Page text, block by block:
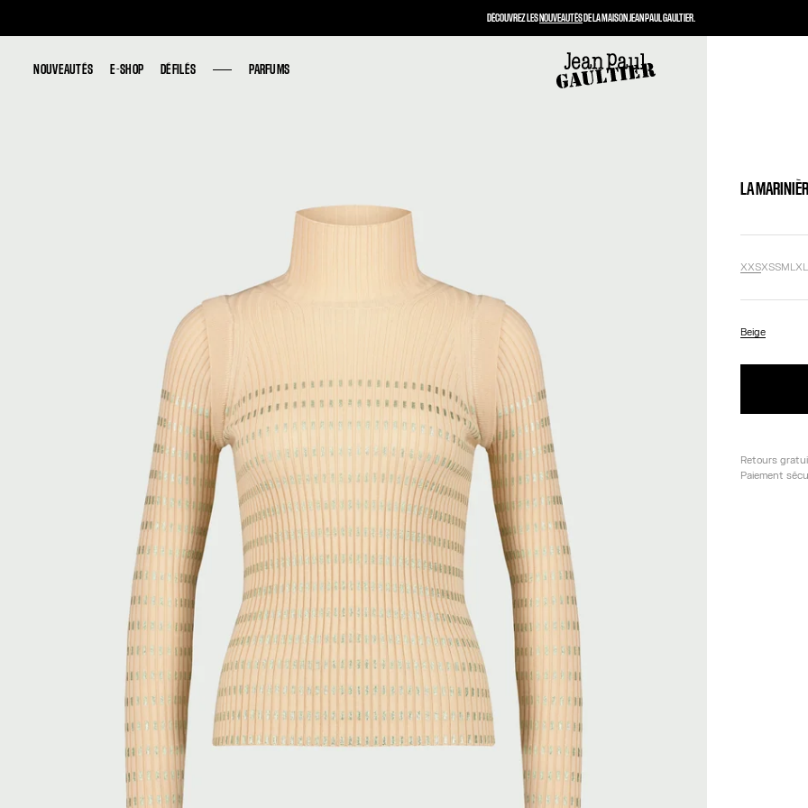
NOUVEAUTÉS E-SHOP DÉFILÉS PARFUMS
NOUVEAUTÉS E-SHOP DÉFILÉS PARFUMS
LA
XXSXSSMLXL
Beige
Retours
Paiement
DÉCOUVREZ LESNOUVEAUTÉSDE LA MAISON JEAN PAUL GAULTIER.